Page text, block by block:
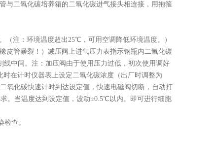
与二氧化碳培养箱的二氧化碳进气接头相连接，用抱箍
注：环境温度超出25℃，可用空调降低环境温度。）
皮管暴裂！）减压阀上进气压力表指示钢瓶内二氧化碳
中间。注：加压阀由于使用压力过低，初次使用调好
在计时仪器表上设定二氧化碳浓度（出厂时调整为
氧化碳快速计时到达设定值，快速电磁阀切断，自动打
。当温度达到设定值，波动±0.5℃以内。即可进行细胞
查。